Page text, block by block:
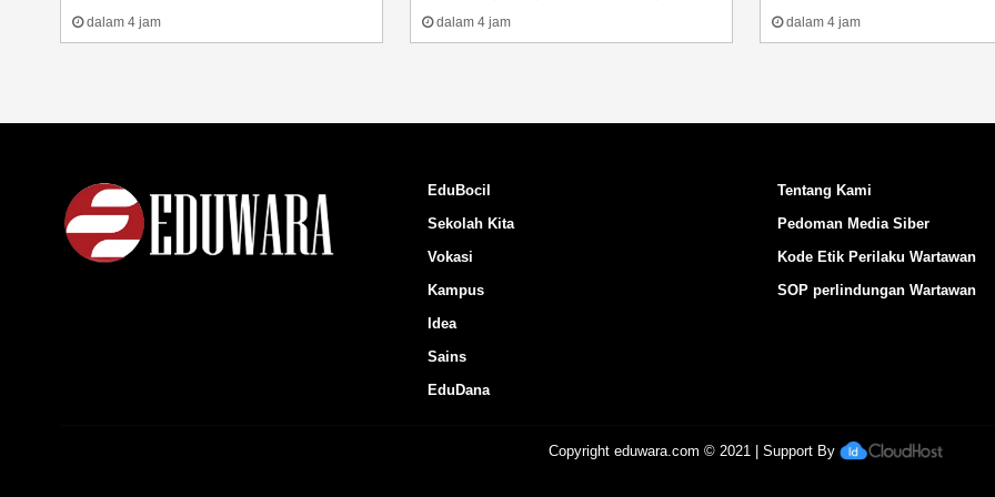
dalam 4 jam dalam 4 jam dalam 4 jam
EduBocil
Sekolah Kita
Vokasi
Kampus
Idea
Sains
EduDana
Tentang Kami
Pedoman Media Siber
Kode Etik Perilaku Wartawan
SOP perlindungan Wartawan
Copyrighteduwara.com © 2021 | Support By